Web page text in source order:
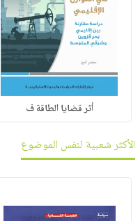
أثر قضايا الطاقة ف
الأكثر شعبية لنفس الموضوع